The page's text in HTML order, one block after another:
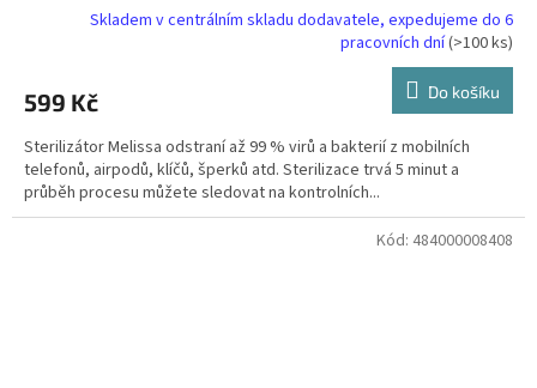
Skladem v centrálním skladu dodavatele, expedujeme do 6
pracovních dní(>100 ks)
599 Kč Do košíku
Sterilizátor Melissa odstraní až 99 % virů a bakterií z mobilních
telefonů, airpodů, klíčů, šperků atd. Sterilizace trvá 5 minut a
průběh procesu můžete sledovat na kontrolních...
Kód: 484000008408